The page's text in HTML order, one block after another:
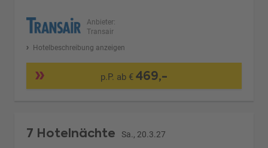
Anbieter:
Transair
Hotelbeschreibung anzeigen
p.P. ab € 469,-
7 Hotelnächte Sa., 20.3.27